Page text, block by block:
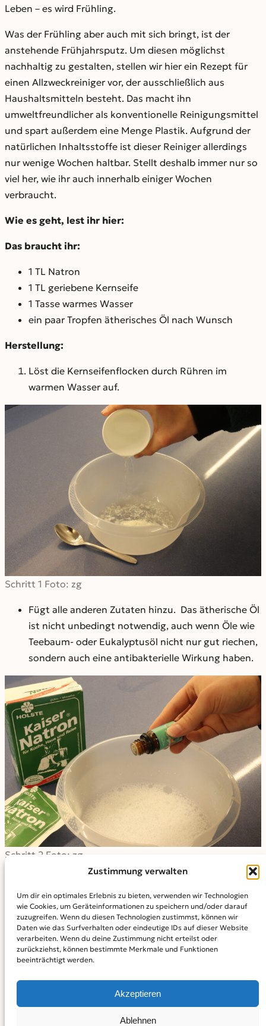
Zustimmung verwalten
Um dir ein optimales Erlebnis zu bieten, verwenden wir Technologien
wie Cookies, um Geräteinformationen zu speichern und/oder darauf
zuzugreifen. Wenn du diesen Technologien zustimmst, können wir
Daten wie das Surfverhalten oder eindeutige IDs auf dieser Website
verarbeiten. Wenn du deine Zustimmung nicht erteilst oder
zurückziehst, können bestimmte Merkmale und Funktionen
beeinträchtigt werden.
Akzeptieren
Ablehnen
Leben – es wird Frühling.
Was der Frühling aber auch mit sich bringt, ist der
anstehende Frühjahrsputz. Um diesen möglichst
nachhaltig zu gestalten, stellen wir hier ein Rezept für
einen Allzweckreiniger vor, der ausschließlich aus
Haushaltsmitteln besteht. Das macht ihn
umweltfreundlicher als konventionelle Reinigungsmittel
und spart außerdem eine Menge Plastik. Aufgrund der
natürlichen Inhaltsstoffe ist dieser Reiniger allerdings
nur wenige Wochen haltbar. Stellt deshalb immer nur so
viel her, wie ihr auch innerhalb einiger Wochen
verbraucht.
Wie es geht, lest ihr hier:
Das braucht ihr:
1 TL Natron
1 TL geriebene Kernseife
1 Tasse warmes Wasser
ein paar Tropfen ätherisches Öl nach Wunsch
Herstellung:
Löst die Kernseifenflocken durch Rühren im
warmen Wasser auf.
Schritt 1 Foto: zg
Fügt alle anderen Zutaten hinzu. Das ätherische Öl
ist nicht unbedingt notwendig, auch wenn Öle wie
Teebaum- oder Eukalyptusöl nicht nur gut riechen,
sondern auch eine antibakterielle Wirkung haben.
Schritt 2 Foto: zg
Füllt alles in eine Sprühflasche.